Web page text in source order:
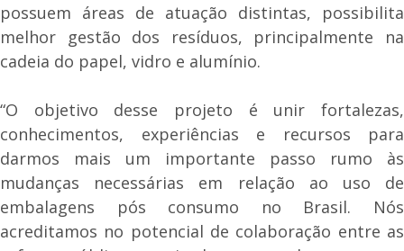
possuem áreas de atuação distintas, possibilita
melhor gestão dos resíduos, principalmente na
cadeia do papel, vidro e alumínio.
“O objetivo desse projeto é unir fortalezas,
conhecimentos, experiências e recursos para
darmos mais um importante passo rumo às
mudanças necessárias em relação ao uso de
embalagens pós consumo no Brasil. Nós
acreditamos no potencial de colaboração entre as